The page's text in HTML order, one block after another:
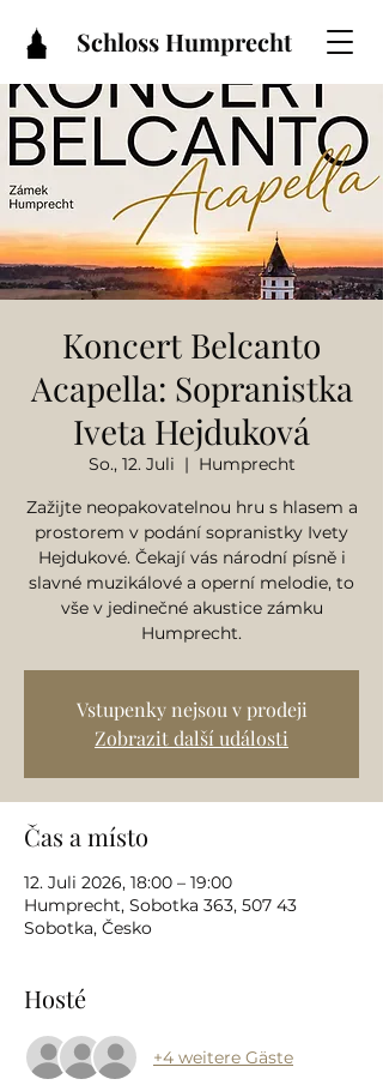
Schloss Humprecht
Koncert Belcanto
Acapella: Sopranistka
Iveta Hejduková
So., 12. Juli
  |
Humprecht
Zažijte neopakovatelnou hru s hlasem a
prostorem v podání sopranistky Ivety
Hejdukové. Čekají vás národní písně i
slavné muzikálové a operní melodie, to
vše v jedinečné akustice zámku
Humprecht.
Vstupenky nejsou v prodeji
Zobrazit další události
Čas a místo
12. Juli 2026, 18:00 – 19:00
Humprecht, Sobotka 363, 507 43
Sobotka, Česko
Hosté
+4 weitere Gäste